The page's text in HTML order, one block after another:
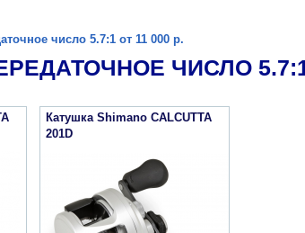
число 5.7:1 от 11 000 р.
ЧИСЛО
Катушка Shimano CALCUTTA
201D